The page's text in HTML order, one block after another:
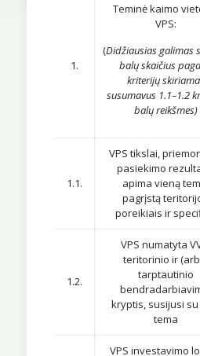
1.
Teminė kaimo
VPS:
(Didžiausias galimas
balų skaičius
kriterijų
susumavus 1.1–1.2
balų reikšmes)
1.1.
VPS tikslai,
pasiekimo
apima vieną
pagrįstą
poreikiais ir
1.2.
VPS numatyta
teritorinio ir
tarptautinio
kryptis, susijusi su
tema
VPS investavimo